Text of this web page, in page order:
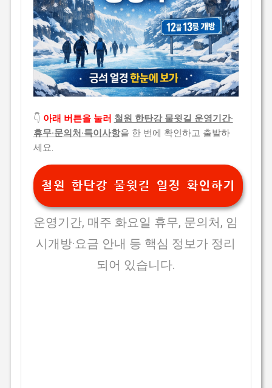
👇 아래 버튼을 눌러 철원 한탄강 물윗길 운영기간·
휴무·문의처·특이사항을 한 번에 확인하고 출발하
세요.
철원 한탄강 물윗길 일정 확인하기
운영기간, 매주 화요일 휴무, 문의처, 임
시개방·요금 안내 등 핵심 정보가 정리
되어 있습니다.